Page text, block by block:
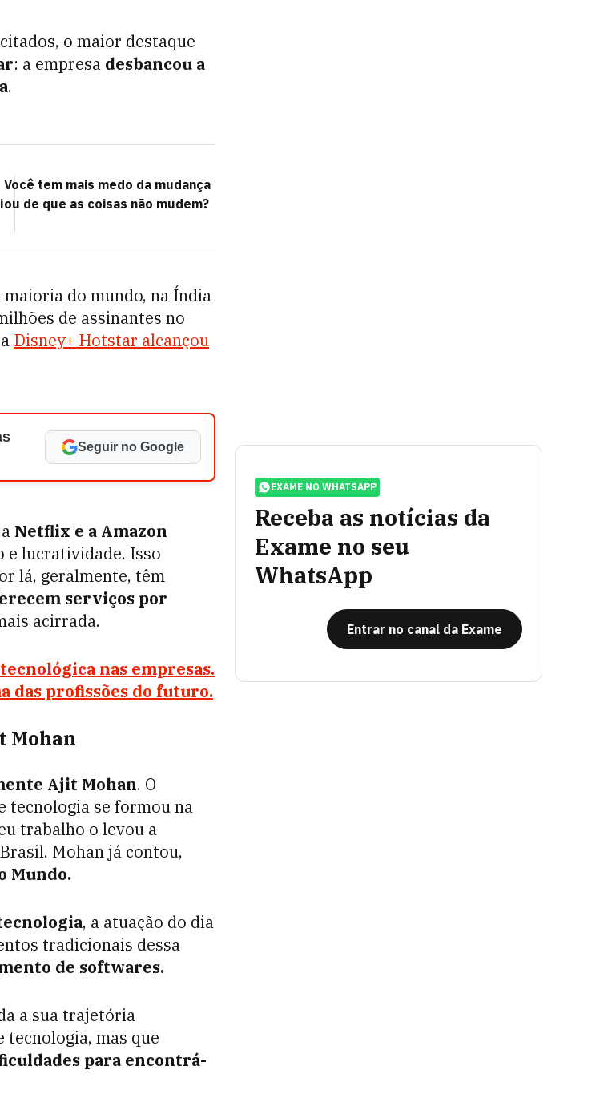
o maior destaque
: a empresa desbancou a
.
Você tem mais medo da mudança
ou de que as coisas não mudem?
do mundo, na Índia
de assinantes no
Disney+ Hotstar alcançou
Seguir no Google
Netflix e a Amazon
e lucratividade. Isso
lá, geralmente, têm
serviços por
acirrada.
nas empresas.
das profissões do futuro.
Mohan
Ajit Mohan. O
tecnologia se formou na
trabalho o levou a
Mohan já contou,
Mundo.
, a atuação do dia
tradicionais dessa
de softwares.
a sua trajetória
tecnologia, mas que
para encontrá-
EXAME NO WHATSAPP
Receba as notícias da
Exame no seu
WhatsApp
Entrar no canal da Exame